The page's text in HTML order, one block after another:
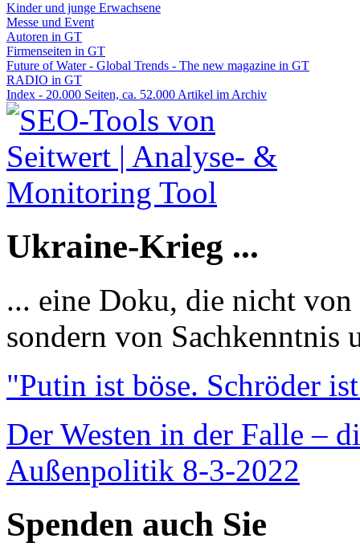
Kinder und junge Erwachsene
Messe und Event
Autoren in GT
Firmenseiten in GT
Future of Water - Global Trends - The new magazine in GT
RADIO in GT
Index - 20.000 Seiten, ca. 52.000 Artikel im Archiv
Ukraine-Krieg ...
... eine Doku, die nicht
sondern von Sachkenntnis
"Putin ist böse. Schröder
Der Westen in der Falle –
Außenpolitik 8-3-2022
Spenden auch Sie